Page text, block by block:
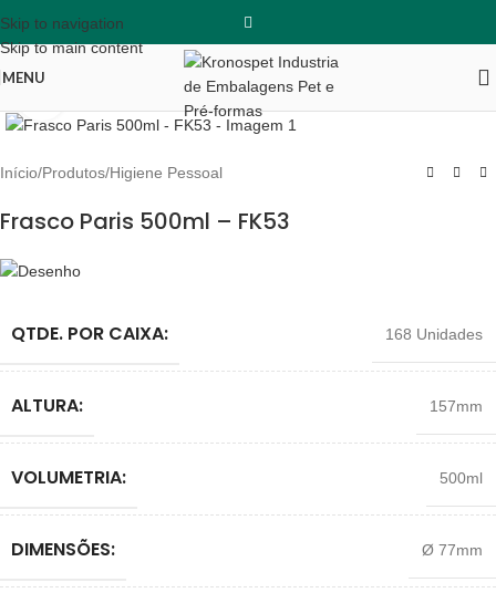
Skip to navigation
Skip to main content
MENU
Clique para ampliar
Início/Produtos/Higiene Pessoal
Frasco Paris 500ml – FK53
QTDE. POR CAIXA: 168 Unidades
ALTURA: 157mm
VOLUMETRIA: 500ml
DIMENSÕES: Ø 77mm